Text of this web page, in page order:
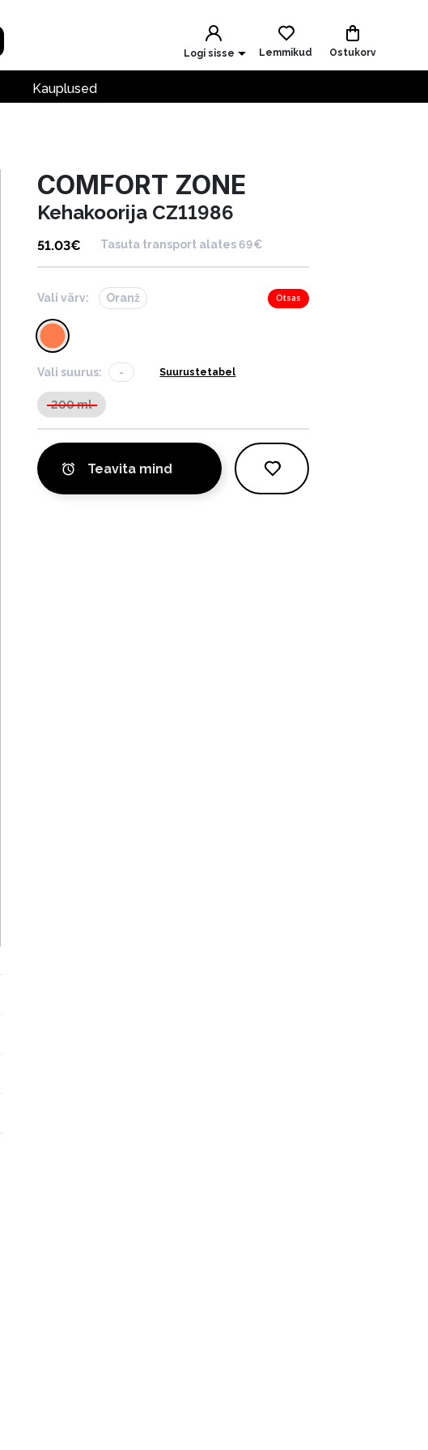
Logi sisse Lemmikud Ostukorv
Kauplused
COMFORT ZONE
Kehakoorija CZ11986
51.03€ Tasuta transport alates 69€
Vali värv: Oranž Otsas
Vali suurus: - Suurustetabel
200 ml
Teavita mind